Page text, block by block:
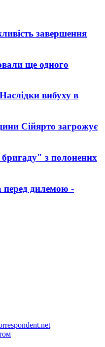
завершення
ще одного
вибуху в
Сійярто загрожує
з полонених
перед дилемою -